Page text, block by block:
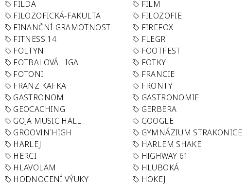
FILDA FILM
FILOZOFICKÁ-FAKULTA FILOZOFIE
FINANČNÍ-GRAMOTNOST FIREFOX
FITNESS 14 FLEGR
FOLTYN FOOTFEST
FOTBALOVÁ LIGA FOTKY
FOTONI FRANCIE
FRANZ KAFKA FRONTY
GASTRONOM GASTRONOMIE
GEOCACHING GERBERA
GOJA MUSIC HALL GOOGLE
GROOVIN´HIGH GYMNÁZIUM STRAKONICE
HARLEJ HARLEM SHAKE
HERCI HIGHWAY 61
HLAVOLAM HLUBOKÁ
HODNOCENÍ VÝUKY HOKEJ